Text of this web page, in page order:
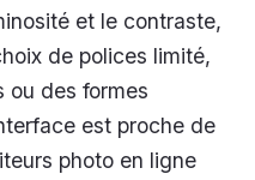
et le contraste,
de polices limité,
ou des formes
est proche de
photo en ligne